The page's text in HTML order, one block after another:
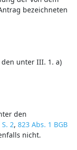
bezeichneten
unter III. 1. a)
den
2, 823 Abs. 1 BGB
nicht.